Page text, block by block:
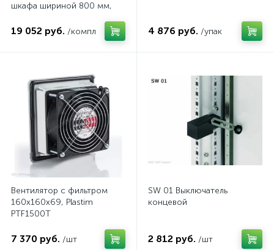
шкафа шириной 800 мм,
19 052 руб. /компл 4 876 руб. /упак
Вентилятор с фильтром
160x160x69, Plastim
PTF1500T
7 370 руб. /шт
SW 01 Выключатель
концевой
2 812 руб. /шт